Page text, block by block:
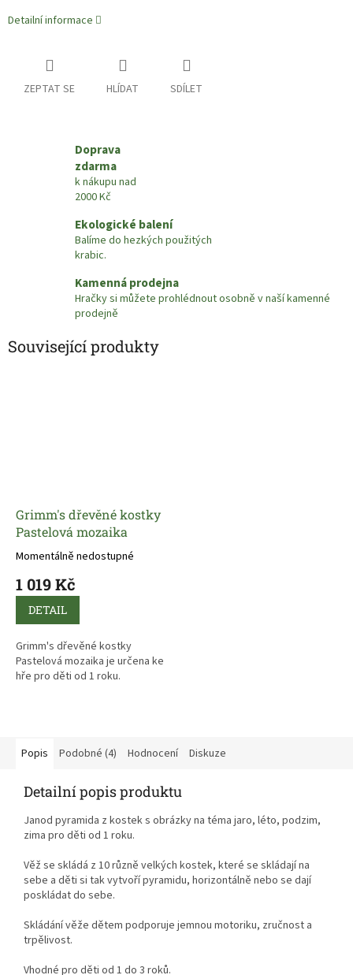
Detailní informace
ZEPTAT SE HLÍDAT SDÍLET
Doprava
zdarma
k nákupu nad
2000 Kč
Ekologické balení
Balíme do hezkých použitých
krabic.
Kamenná prodejna
Hračky si můžete prohlédnout osobně v naší kamenné
prodejně
Související produkty
Grimm's dřevěné kostky
Pastelová mozaika
Momentálně nedostupné
1 019 Kč
DETAIL
Grimm's dřevěné kostky
Pastelová mozaika je určena ke
hře pro děti od 1 roku.
Popis Podobné (4) Hodnocení Diskuze
Detailní popis produktu
Janod pyramida z kostek s obrázky na téma jaro, léto, podzim,
zima pro děti od 1 roku.
Věž se skládá z 10 různě velkých kostek, které se skládají na
sebe a děti si tak vytvoří pyramidu, horizontálně nebo se dají
poskládat do sebe.
Skládání věže dětem podporuje jemnou motoriku, zručnost a
trpělivost.
Vhodné pro děti od 1 do 3 roků.